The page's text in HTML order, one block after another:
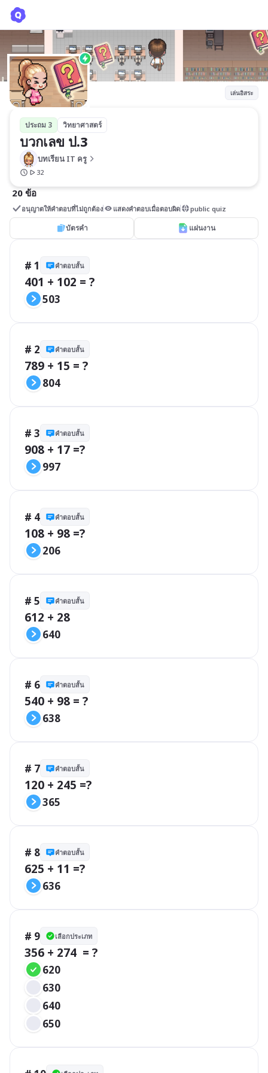
เล่นอิสระ
ประถม 3 วิทยาศาสตร์
บวกเลข ป.3
บทเรียน IT ครู
32
20 ข้อ
อนุญาตให้คำตอบที่ไม่ถูกต้อง แสดงคำตอบเมื่อตอบผิด public quiz
บัตรคำ แผ่นงาน
# 1 คำตอบสั้น
401 + 102 = ?
503
# 2 คำตอบสั้น
789 + 15 = ?
804
# 3 คำตอบสั้น
908 + 17 =?
997
# 4 คำตอบสั้น
108 + 98 =?
206
# 5 คำตอบสั้น
612 + 28
640
# 6 คำตอบสั้น
540 + 98 = ?
638
# 7 คำตอบสั้น
120 + 245 =?
365
# 8 คำตอบสั้น
625 + 11 =?
636
# 9 เลือกประเภท
356 + 274  = ?
620
630
640
650